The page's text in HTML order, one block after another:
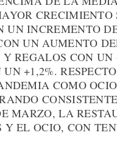
CRECIMIENTO
UN INCREMENTO
UN AUMENTO
REGALOS CON UN
+1,2%.
COMO
MARZO, LA
Y EL OCIO, CON